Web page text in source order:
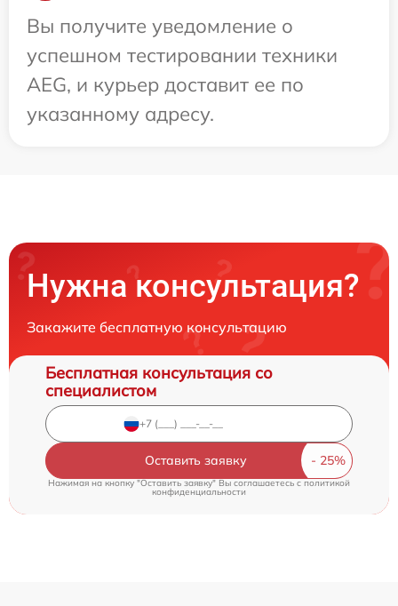
Вы получите уведомление о
успешном тестировании техники
AEG, и курьер доставит ее по
указанному адресу.
Нужна консультация?
Закажите бесплатную консультацию
Бесплатная консультация со
специалистом
Оставить заявку
Нажимая на кнопку "Оставить заявку" Вы соглашаетесь cполитикой
конфиденциальности